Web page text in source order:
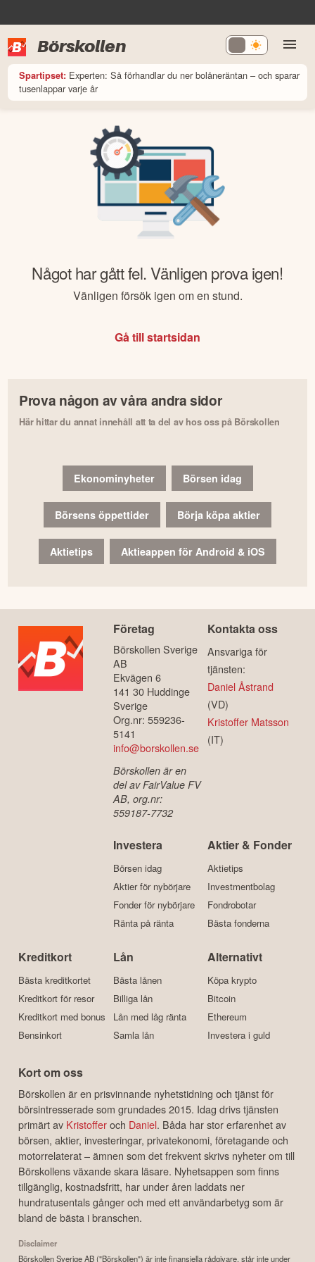
Börskollen
Spartipset: Experten: Så förhandlar du ner bolåneräntan – och sparar
tusenlappar varje år
Något har gått fel. Vänligen prova igen!
Vänligen försök igen om en stund.
Gå till startsidan
Prova någon av våra andra sidor
Här hittar du annat innehåll att ta del av hos oss på Börskollen
Ekonominyheter Börsen idag
Börsens öppettider Börja köpa aktier
Aktietips Aktieappen för Android & iOS
Företag
Börskollen Sverige
AB
Ekvägen 6
141 30 Huddinge
Sverige
Org.nr: 559236-
5141
info@borskollen.se
Börskollen är en
del av FairValue FV
AB, org.nr:
559187-7732
Kontakta oss
Ansvariga för
tjänsten:
Daniel Åstrand
(VD)
Kristoffer Matsson
(IT)
Investera
Börsen idag
Aktier för nybörjare
Fonder för nybörjare
Ränta på ränta
Aktier & Fonder
Aktietips
Investmentbolag
Fondrobotar
Bästa fonderna
Kreditkort
Bästa kreditkortet
Kreditkort för resor
Kreditkort med bonus
Bensinkort
Lån
Bästa lånen
Billiga lån
Lån med låg ränta
Samla lån
Alternativt
Köpa krypto
Bitcoin
Ethereum
Investera i guld
Kort om oss
Börskollen är en prisvinnande nyhetstidning och tjänst för
börsintresserade som grundades 2015. Idag drivs tjänsten
primärt av Kristofferoch Daniel. Båda har stor erfarenhet av
börsen, aktier, investeringar, privatekonomi, företagande och
motorrelaterat – ämnen som det frekvent skrivs nyheter om till
Börskollens växande skara läsare. Nyhetsappen som finns
tillgänglig, kostnadsfritt, har under åren laddats ner
hundratusentals gånger och med ett användarbetyg som är
bland de bästa i branschen.
Disclaimer
Börskollen Sverige AB ("Börskollen") är inte finansiella rådgivare, står inte under